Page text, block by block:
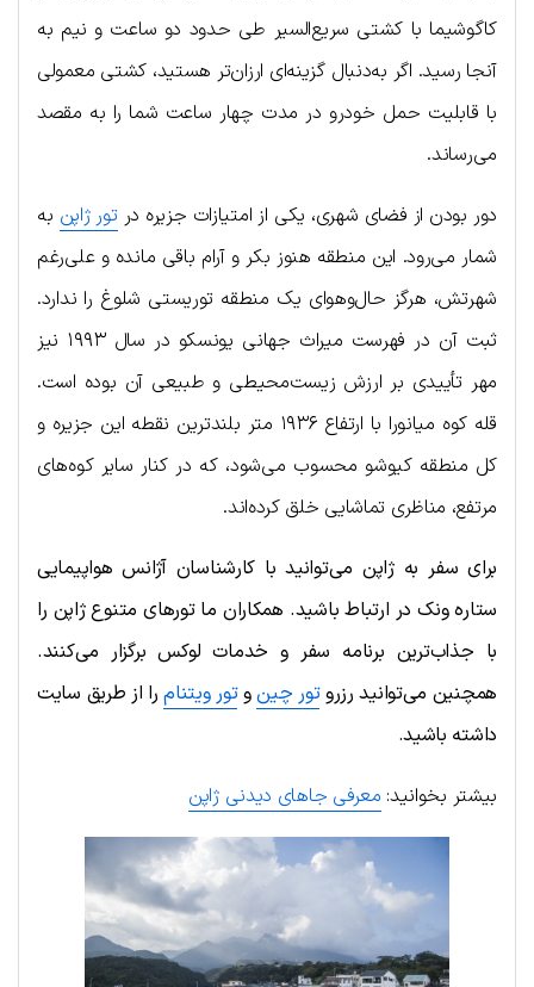
کاگوشیما با کشتی سریع‌السیر طی حدود دو ساعت و نیم به
آنجا رسید. اگر به‌دنبال گزینه‌ای ارزان‌تر هستید، کشتی معمولی
با قابلیت حمل خودرو در مدت چهار ساعت شما را به مقصد
می‌رساند.
دور بودن از فضای شهری، یکی از امتیازات جزیره در تور ژاپن به
شمار می‌رود. این منطقه هنوز بکر و آرام باقی مانده و علی‌رغم
شهرتش، هرگز حال‌و‌هوای یک منطقه توریستی شلوغ را ندارد.
ثبت آن در فهرست میراث جهانی یونسکو در سال ۱۹۹۳ نیز
مهر تأییدی بر ارزش زیست‌محیطی و طبیعی آن بوده است.
قله کوه میانورا با ارتفاع ۱۹۳۶ متر بلندترین نقطه این جزیره و
کل منطقه کیوشو محسوب می‌شود، که در کنار سایر کوه‌های
مرتفع، مناظری تماشایی خلق کرده‌اند.
برای سفر به ژاپن می‌توانید با کارشناسان آژانس هواپیمایی
ستاره ونک در ارتباط باشید. همکاران ما تورهای متنوع ژاپن را
با جذاب‌ترین برنامه سفر و خدمات لوکس برگزار می‌کنند.
همچنین می‌توانید رزروتور چینوتور ویتنامرا از طریق سایت
داشته باشید.
بیشتر بخوانید: معرفی جاهای دیدنی ژاپن